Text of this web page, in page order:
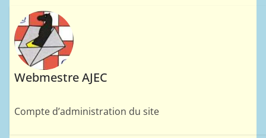
Webmestre AJEC
Compte d’administration du site